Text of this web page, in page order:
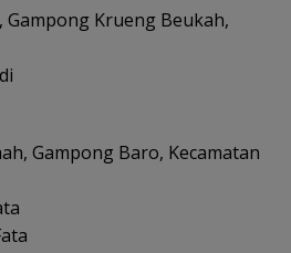
Gampong Krueng Beukah,
Gampong Baro, Kecamatan